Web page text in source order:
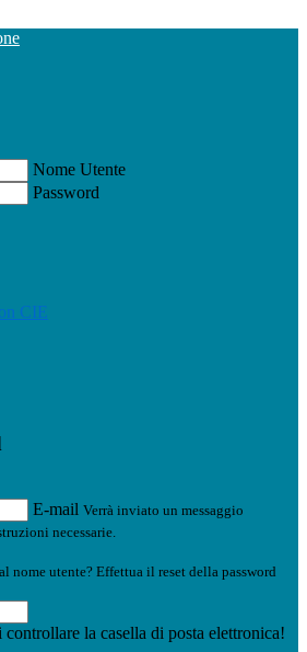
Nome Utente
Password
CIE
E-mail Verrà inviato un messaggio
necessarie.
nome utente? Effettua il reset della password
la casella di posta elettronica!